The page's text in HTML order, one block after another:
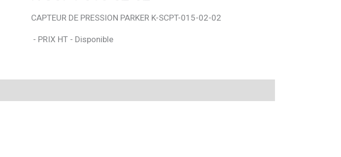
CAPTEUR DE PRESSION PARKER K-SCPT-015-02-02
- PRIX HT - Disponible